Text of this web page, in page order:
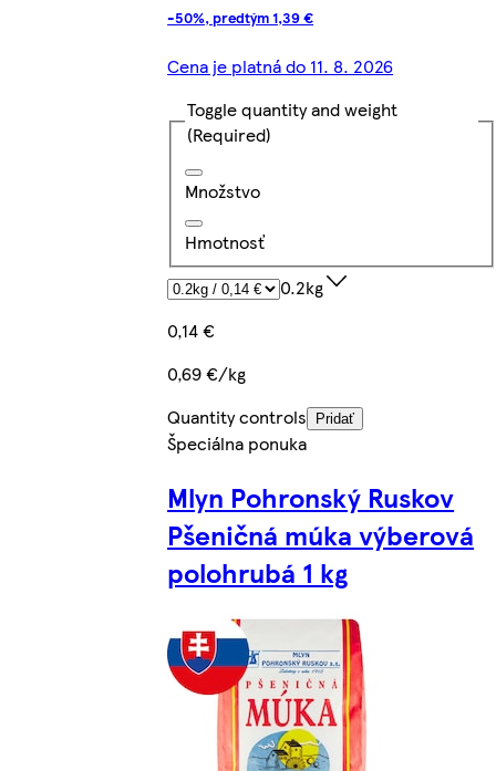
-50%, predtým 1,39 €
Cena je platná do 11. 8. 2026
Toggle quantity and weight
(Required)
Množstvo
Hmotnosť
0.2kg
0,14 €
0,69 €/kg
Quantity controls
Pridať
Špeciálna ponuka
Mlyn Pohronský Ruskov
Pšeničná múka výberová
polohrubá 1 kg